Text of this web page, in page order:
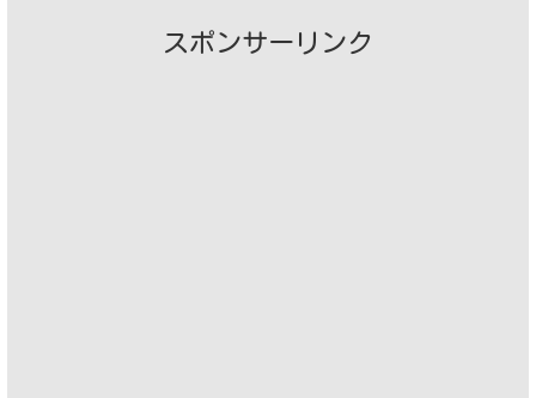
スポンサーリンク